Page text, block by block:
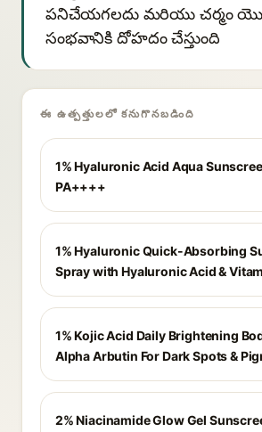
పనిచేయగలదు మరియు చర్మం
సంభవానికి దోహదం చేస్తుంది
ఈ ఉత్పత్తులలో కనుగొనబడింది
1% Hyaluronic Acid Aqua
PA++++
1% Hyaluronic Quick-Absorbing
Spray with Hyaluronic Acid &
1% Kojic Acid Daily Brightening
Alpha Arbutin For Dark Spots &
2% Niacinamide Glow Gel